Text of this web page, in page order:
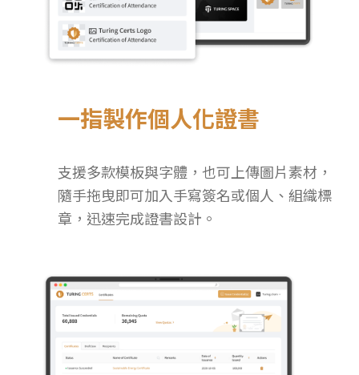
一指製作個人化證書
支援多款模板與字體，也可上傳圖片素材，
隨手拖曳即可加入手寫簽名或個人、組織標
章，迅速完成證書設計。